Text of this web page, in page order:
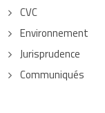
CVC
Environnement
Jurisprudence
Communiqués